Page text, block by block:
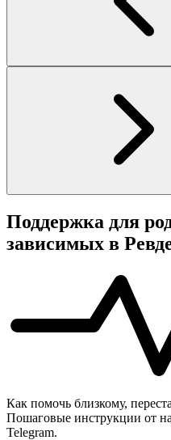
Поддержка для
зависимых в
Как помочь близкому,
Пошаговые инструкции от
Telegram.